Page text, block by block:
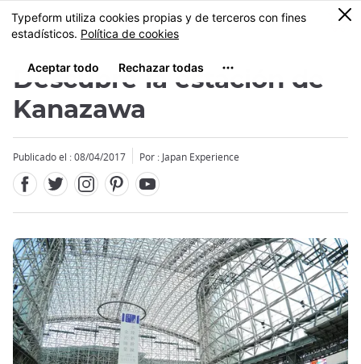
Tamaño
MENU
0
Descubre la estación de
Kanazawa
Publicado el : 08/04/2017 Por : Japan Experience